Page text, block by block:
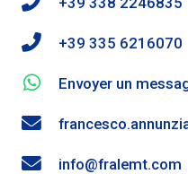
+39 335 6216070
Envoyer un
info@fralemt.com